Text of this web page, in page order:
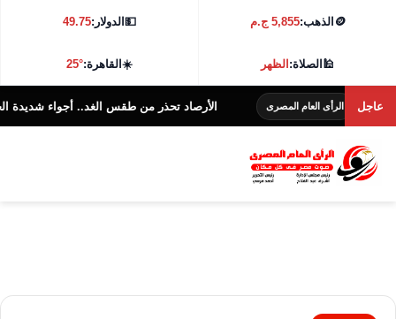
🪙 الذهب:5,855 ج.م 💵الدولار:49.75
🕌الصلاة:الظهر ☀️القاهرة:25°
عاجل
العام المصرى الأرصاد تحذر من طقس الغد.. أجواء شديدة الحرارة و38 درجة بالقاهرة